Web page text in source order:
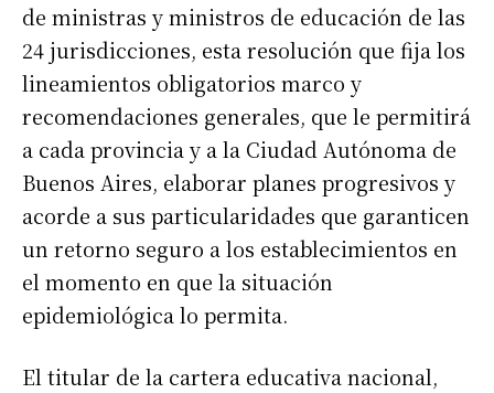
de ministras y ministros de educación de las
24 jurisdicciones, esta resolución que fija los
lineamientos obligatorios marco y
recomendaciones generales, que le permitirá
a cada provincia y a la Ciudad Autónoma de
Buenos Aires, elaborar planes progresivos y
acorde a sus particularidades que garanticen
un retorno seguro a los establecimientos en
el momento en que la situación
epidemiológica lo permita.
El titular de la cartera educativa nacional,